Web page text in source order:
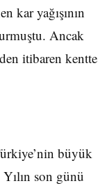
kar yağışının
Ancak
itibaren kentte
büyük
son günü